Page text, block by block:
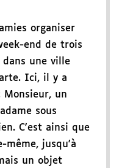
organiser
end de trois
une ville
Ici, il y a
Monsieur, un
sous
C'est ainsi que
même, jusqu'à
un objet